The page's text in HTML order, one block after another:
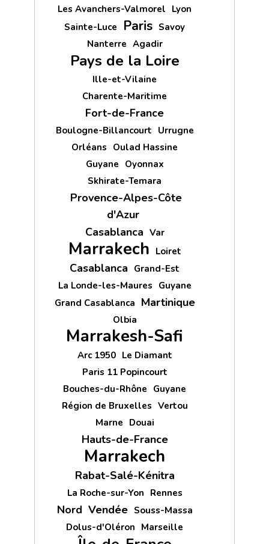
Les Avanchers-Valmorel Lyon
Sainte-Luce
Paris Savoy
Nanterre Agadir
Pays de la Loire
Ille-et-Vilaine
Charente-Maritime
Fort-de-France
Boulogne-Billancourt Urrugne
Orléans Oulad Hassine
Guyane Oyonnax
Skhirate-Temara
Provence-Alpes-Côte
d'Azur
Casablanca Var
Marrakech Loiret
Casablanca Grand-Est
La Londe-les-Maures Guyane
Grand Casablanca Martinique
Olbia
Marrakesh-Safi
Arc 1950 Le Diamant
Paris 11 Popincourt
Bouches-du-Rhône Guyane
Région de Bruxelles Vertou
Marne Douai
Hauts-de-France
Marrakech
Rabat-Salé-Kénitra
La Roche-sur-Yon Rennes
Nord Vendée Souss-Massa
Dolus-d'Oléron Marseille